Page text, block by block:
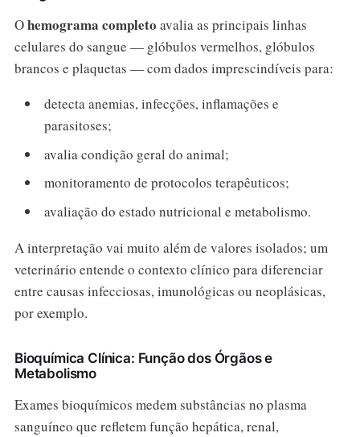
Ohemograma completo avalia as principais linhas
celulares do sangue — glóbulos vermelhos, glóbulos
brancos e plaquetas — com dados imprescindíveis para:
detecta anemias, infecções, inflamações e
parasitoses;
avalia condição geral do animal;
monitoramento de protocolos terapêuticos;
avaliação do estado nutricional e metabolismo.
A interpretação vai muito além de valores isolados; um
veterinário entende o contexto clínico para diferenciar
entre causas infecciosas, imunológicas ou neoplásicas,
por exemplo.
Bioquímica Clínica: Função dos Órgãos e
Metabolismo
Exames bioquímicos medem substâncias no plasma
sanguíneo que refletem função hepática, renal,